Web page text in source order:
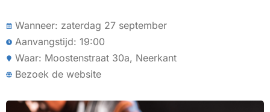
Wanneer: zaterdag 27 september
Aanvangstijd: 19:00
Waar: Moostenstraat 30a, Neerkant
Bezoek de website